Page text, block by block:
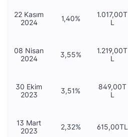
22 Kasım
2024
1,40%
1.017,00T
L
08 Nisan
2024
3,55%
1.219,00T
L
30 Ekim
2023
3,51%
849,00T
L
13 Mart
2023
2,32% 615,00TL